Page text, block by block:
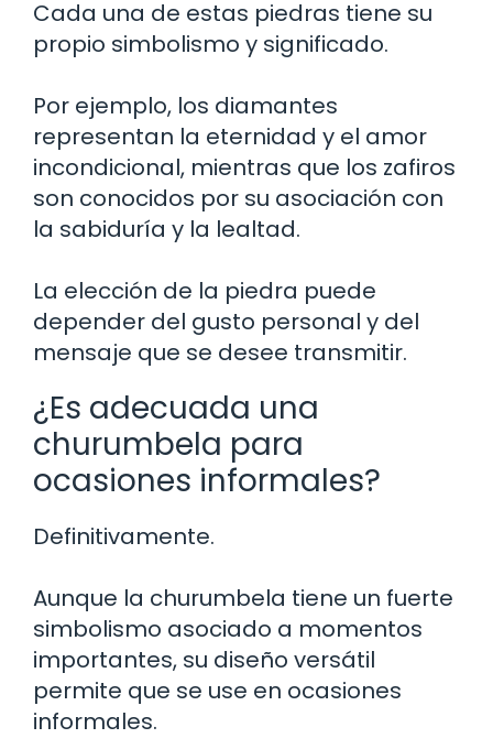
Cada una de estas piedras tiene su
propio simbolismo y significado.
Por ejemplo, los diamantes
representan la eternidad y el amor
incondicional, mientras que los zafiros
son conocidos por su asociación con
la sabiduría y la lealtad.
La elección de la piedra puede
depender del gusto personal y del
mensaje que se desee transmitir.
¿Es adecuada una
churumbela para
ocasiones informales?
Definitivamente.
Aunque la churumbela tiene un fuerte
simbolismo asociado a momentos
importantes, su diseño versátil
permite que se use en ocasiones
informales.